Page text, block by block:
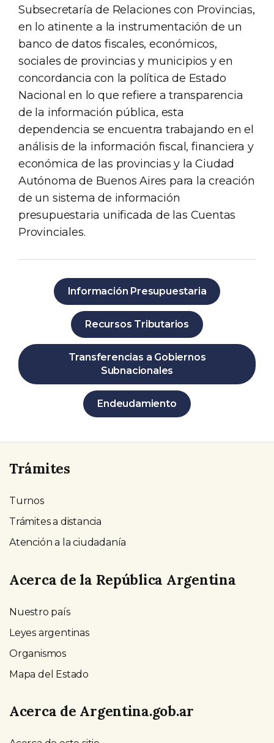
Subsecretaría de Relaciones con Provincias,
en lo atinente a la instrumentación de un
banco de datos fiscales, económicos,
sociales de provincias y municipios y en
concordancia con la política de Estado
Nacional en lo que refiere a transparencia
de la información pública, esta
dependencia se encuentra trabajando en el
análisis de la información fiscal, financiera y
económica de las provincias y la Ciudad
Autónoma de Buenos Aires para la creación
de un sistema de información
presupuestaria unificada de las Cuentas
Provinciales.
Información Presupuestaria
Recursos Tributarios
Transferencias a Gobiernos
Subnacionales
Endeudamiento
Trámites
Turnos
Trámites a distancia
Atención a la ciudadanía
Acerca de la República Argentina
Nuestro país
Leyes argentinas
Organismos
Mapa del Estado
Acerca de Argentina.gob.ar